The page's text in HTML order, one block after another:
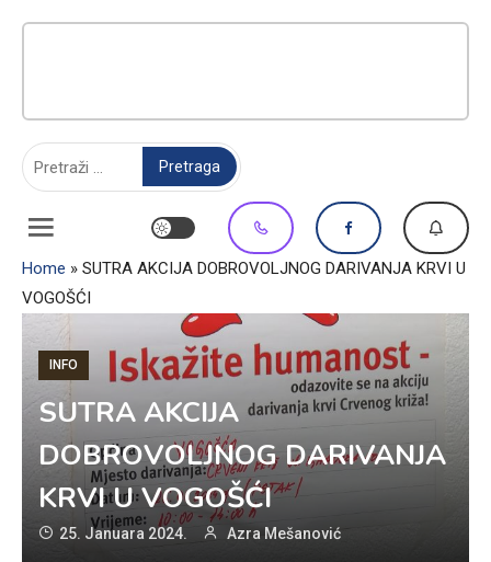
Home » SUTRA AKCIJA DOBROVOLJNOG DARIVANJA KRVI U
VOGOŠĆI
INFO
SUTRA AKCIJA
DOBROVOLJNOG DARIVANJA
KRVI U VOGOŠĆI
25. Januara 2024. Azra Mešanović